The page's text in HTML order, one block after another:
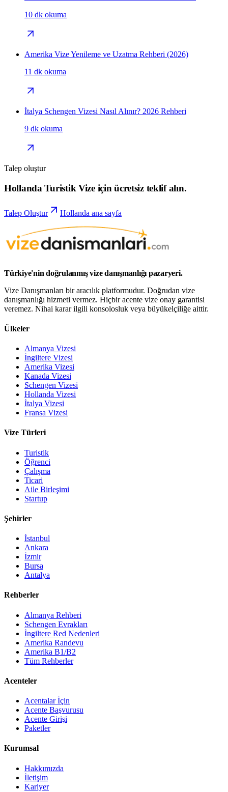
10 dk okuma
Amerika Vize Yenileme ve Uzatma Rehberi (2026)
11 dk okuma
İtalya Schengen Vizesi Nasıl Alınır? 2026 Rehberi
9 dk okuma
Talep oluştur
Hollanda Turistik Vize için ücretsiz teklif alın.
Talep Oluştur Hollanda ana sayfa
Türkiye'nin doğrulanmış vize danışmanlığı pazaryeri.
Vize Danışmanları bir aracılık platformudur. Doğrudan vize
danışmanlığı hizmeti vermez. Hiçbir acente vize onay garantisi
veremez. Nihai karar ilgili konsolosluk veya büyükelçiliğe aittir.
Ülkeler
Almanya Vizesi
İngiltere Vizesi
Amerika Vizesi
Kanada Vizesi
Schengen Vizesi
Hollanda Vizesi
İtalya Vizesi
Fransa Vizesi
Vize Türleri
Turistik
Öğrenci
Çalışma
Ticari
Aile Birleşimi
Startup
Şehirler
İstanbul
Ankara
İzmir
Bursa
Antalya
Rehberler
Almanya Rehberi
Schengen Evrakları
İngiltere Red Nedenleri
Amerika Randevu
Amerika B1/B2
Tüm Rehberler
Acenteler
Acentalar İçin
Acente Başvurusu
Acente Girişi
Paketler
Kurumsal
Hakkımızda
İletişim
Kariyer